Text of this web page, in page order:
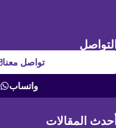
التواصل
تواصل معنا
واتساب
أحدث المقالات